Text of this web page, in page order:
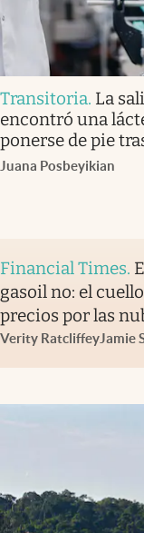
Transitoria. La
encontró una
ponerse de pie
Juana Posbeyikian
Financial Times.
gasoil no: el
precios por las
Verity RatcliffeyJamie